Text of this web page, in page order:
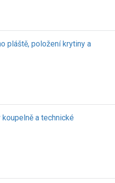
pláště, položení krytiny a
a technické